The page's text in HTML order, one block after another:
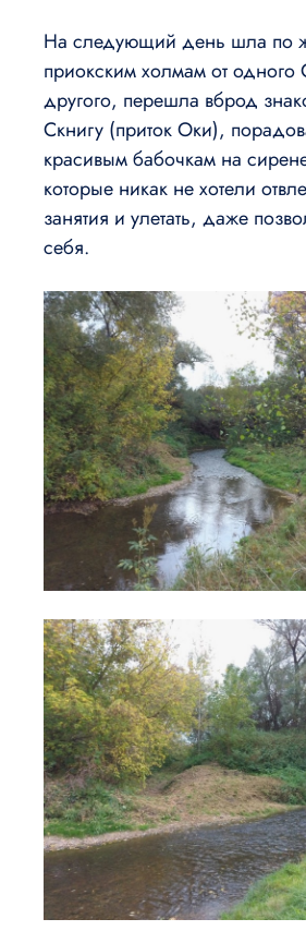
На следующий день шла по
приокским холмам от
другого, перешла вброд
Скнигу (приток Оки),
красивым бабочкам на
которые никак не хотели
занятия и улетать, даже
себя.